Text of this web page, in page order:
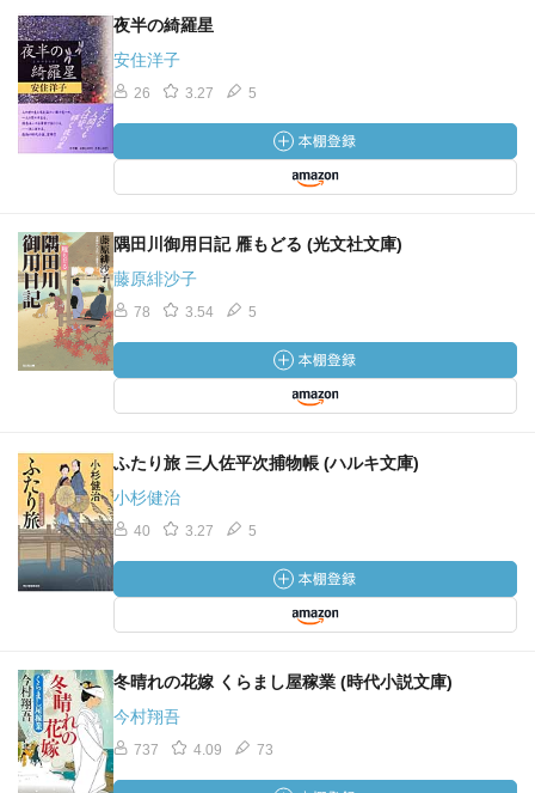
夜半の綺羅星
安住洋子
26 3.27 5
隅田川御用日記 雁もどる (光文社文庫)
藤原緋沙子
78 3.54 5
ふたり旅 三人佐平次捕物帳 (ハルキ文庫)
小杉健治
40 3.27 5
冬晴れの花嫁 くらまし屋稼業 (時代小説文庫)
今村翔吾
737 4.09 73